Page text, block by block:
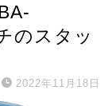
のスタッ
2022年11月18日